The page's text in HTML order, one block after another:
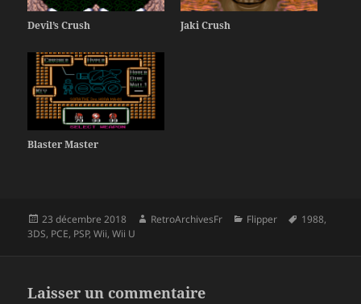
Devil’s Crush Jaki Crush
Blaster Master
Publié
le
23 décembre 2018 Auteur
RetroArchivesFr Catégories
Flipper
Mots-
1988,
3DS, PCE, PSP,Wii,Wii U
Laisser un commentaire